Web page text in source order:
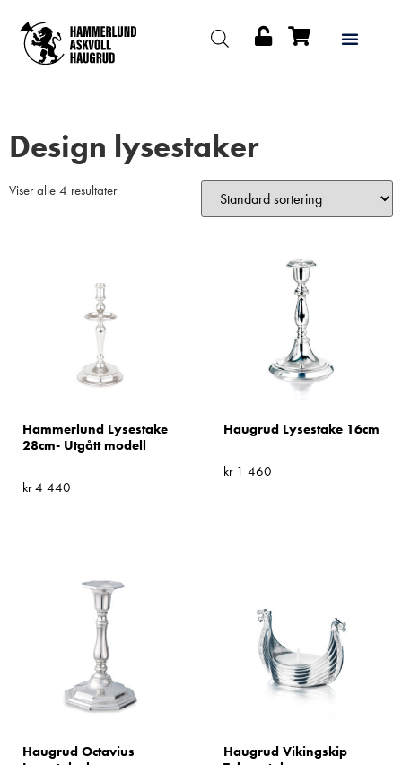
Design lysestaker
Viser alle 4 resultater
Hammerlund Lysestake
28cm- Utgått modell
kr4 440
Haugrud Lysestake 16cm
kr1 460
Haugrud Octavius
Haugrud Vikingskip